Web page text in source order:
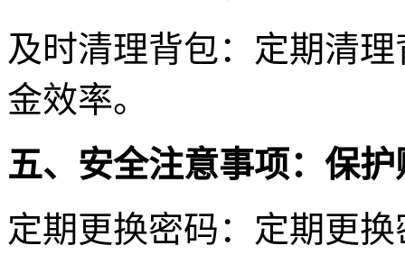
及时清理背包：定期清
金效率。
五、安全注意事项：保
定期更换密码：定期更